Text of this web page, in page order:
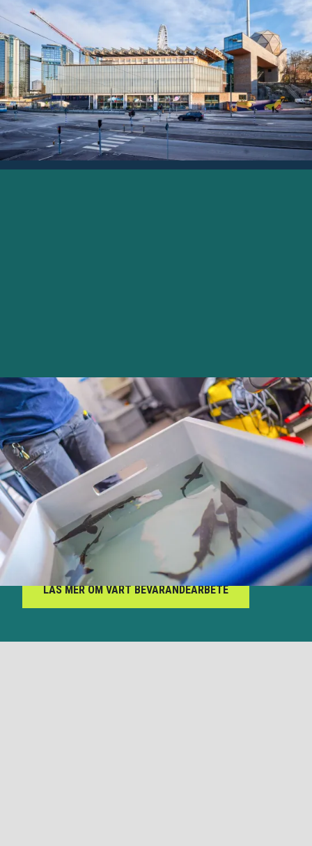
Universeums miljöpolicy är en del av miljöarbetet, som
är fast förankrat i vårt uppdrag och våra övergripande
mål för verksamheten. Hållbarhetsarbetet skall
genomsyra bolagsstyrningen och vara närvarande i alla
led i organisationen. Här kan du läsa mer om våra
miljölöften.
LÄS MER
BEVARANDEARBETE OCH
BIOLOGISK MÅNGFALD.
Bevarandearbetet är en stor del av Universeums
verksamhet. Universeum håller i dagsläget 13 arter i
bevarandeprogram inom europeiska eller amerikanska
djurparksorganisationer. Dessa utgör stödpopulationer
som kan rädda arter från total utrotning. Vi erbjuder
dessutom fyra levande lärmiljöer och en mängd
pedagogiska program om hållbar utveckling och
biologisk mångfald.
LÄS MER OM VÅRT BEVARANDEARBETE